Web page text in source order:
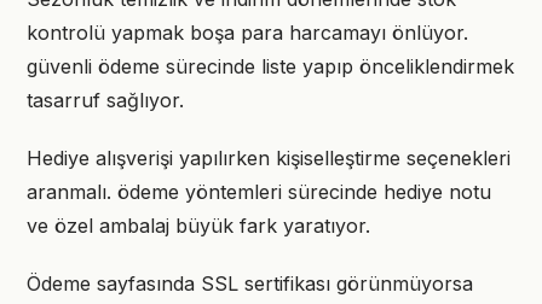
kontrolü yapmak boşa para harcamayı önlüyor.
güvenli ödeme sürecinde liste yapıp önceliklendirmek
tasarruf sağlıyor.
Hediye alışverişi yapılırken kişiselleştirme seçenekleri
aranmalı. ödeme yöntemleri sürecinde hediye notu
ve özel ambalaj büyük fark yaratıyor.
Ödeme sayfasında SSL sertifikası görünmüyorsa